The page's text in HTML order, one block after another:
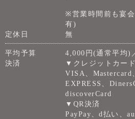
※営業時間前も宴
有)
定休日
無
平均予算
4,000円(通常平均)
決済
▼クレジットカード
VISA、Mastercard
EXPRESS、
discoverCard
▼QR決済
PayPay、d払い、